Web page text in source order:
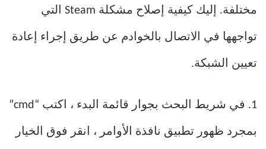
مختلفة. إليك كيفية إصلاح مشكلة Steam التي
تواجهها في الاتصال بالخوادم عن طريق إجراء إعادة
تعيين الشبكة.
1. في شريط البحث بجوار قائمة البدء ، اكتب “cmd”
بمجرد ظهور تطبيق نافذة الأوامر ، انقر فوق الخيار